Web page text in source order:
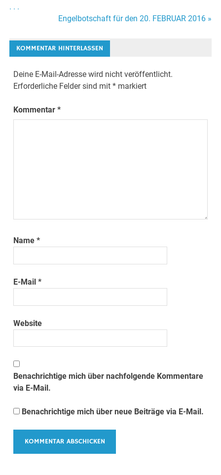
Beitrags-
Navigation
. . .
Engelbotschaft für den 20. FEBRUAR 2016 »
KOMMENTAR HINTERLASSEN
Deine E-Mail-Adresse wird nicht veröffentlicht.
Erforderliche Felder sind mit* markiert
Kommentar*
Name*
E-Mail*
Website
Benachrichtige mich über nachfolgende Kommentare
via E-Mail.
Benachrichtige mich über neue Beiträge via E-Mail.